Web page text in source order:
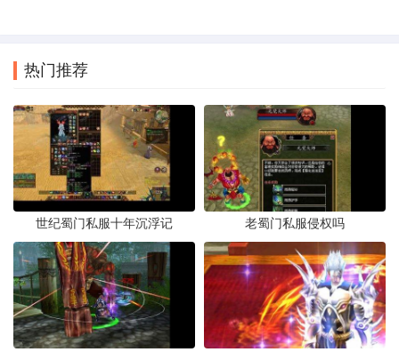
热门推荐
世纪蜀门私服十年沉浮记 老蜀门私服侵权吗